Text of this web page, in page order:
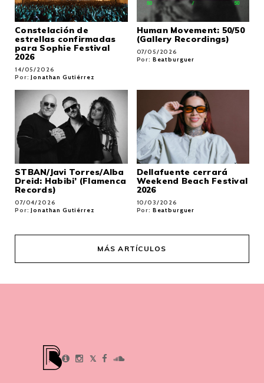
Constelación de
estrellas confirmadas
para Sophie Festival
2026
14/05/2026
Por:Jonathan Gutiérrez
Human Movement: 50/50
(Gallery Recordings)
07/05/2026
Por: Beatburguer
STBAN/Javi Torres/Alba
Dreid: Habibi’ (Flamenca
Records)
07/04/2026
Por:Jonathan Gutiérrez
Dellafuente cerrará
Weekend Beach Festival
2026
10/03/2026
Por: Beatburguer
MÁS ARTÍCULOS
𝕏